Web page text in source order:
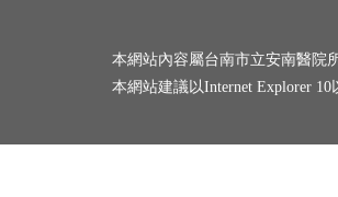
本網站內容屬台南市立安南醫院
本網站建議以Internet Explorer 10